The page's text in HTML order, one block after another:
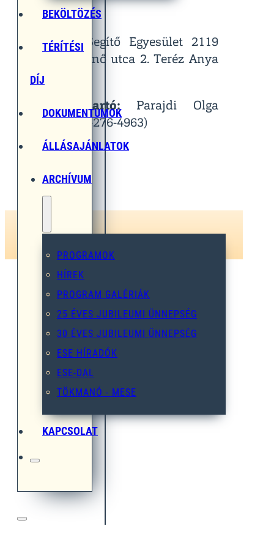
BEKÖLTÖZÉS
TÉRÍTÉSI
DÍJ
DOKUMENTUMOK
ÁLLÁSAJÁNLATOK
ARCHÍVUM
PROGRAMOK
HÍREK
PROGRAM GALÉRIÁK
25 ÉVES JUBILEUMI ÜNNEPSÉG
30 ÉVES JUBILEUMI ÜNNEPSÉG
ESE HÍRADÓK
ESE-DAL
TÖKMANÓ - MESE
KAPCSOLAT
Helyszín:
Egymást Segítő Egyesület 2119
Pécel, Pihenő utca 2. Teréz Anya
Terem
Kapcsolattartó:Parajdi Olga
(Tel.: 06-30-276-4963)